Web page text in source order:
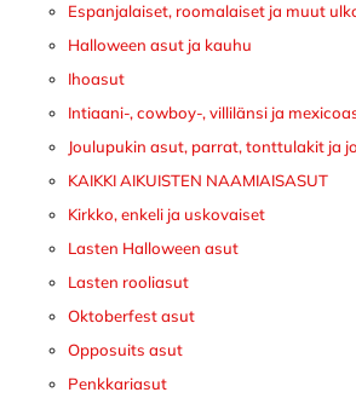
Espanjalaiset, roomalaiset ja muut
Halloween asut ja kauhu
Ihoasut
Intiaani-, cowboy-, villilänsi ja
Joulupukin asut, parrat, tonttulakit ja
KAIKKI AIKUISTEN NAAMIAISASUT
Kirkko, enkeli ja uskovaiset
Lasten Halloween asut
Lasten rooliasut
Oktoberfest asut
Opposuits asut
Penkkariasut